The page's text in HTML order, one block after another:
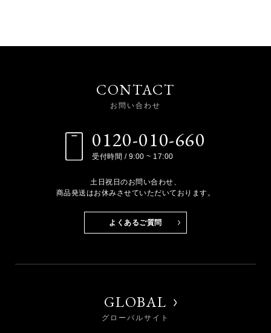
CONTACT
お問い合わせ
0120-010-660
受付時間 / 9:00 ~ 17:00
土日祝日のお問い合わせ、
商品発送はお休みさせていただいております。
よくあるご質問
GLOBAL
グローバルサイト